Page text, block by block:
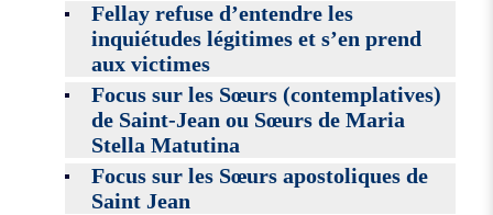
Fellay refuse d’entendre les
inquiétudes légitimes et s’en prend
aux victimes
Focus sur les Sœurs (contemplatives)
de Saint-Jean ou Sœurs de Maria
Stella Matutina
Focus sur les Sœurs apostoliques de
Saint Jean